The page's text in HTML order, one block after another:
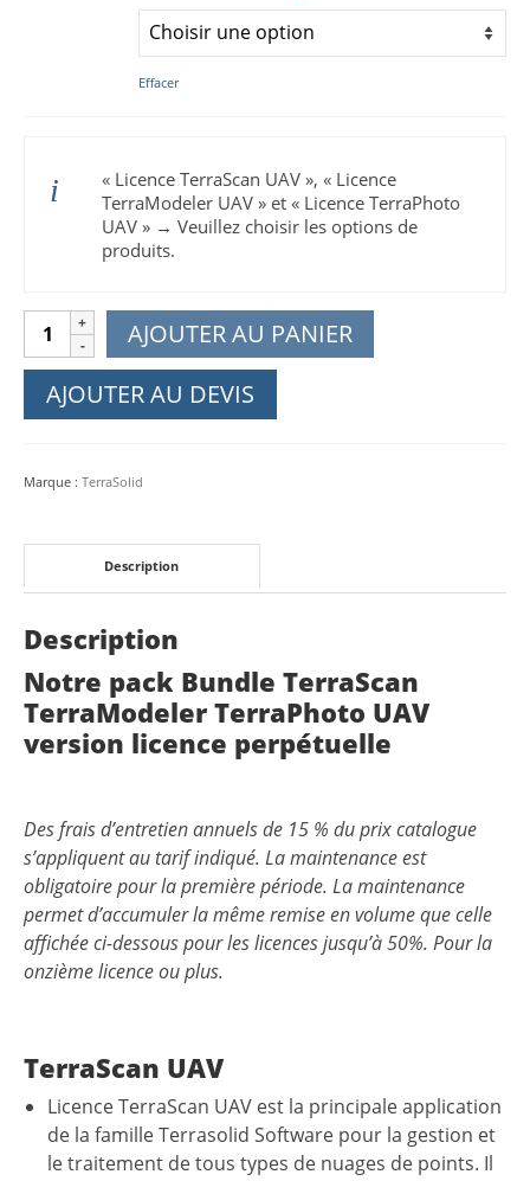
Effacer
« Licence TerraScan UAV », « Licence
TerraModeler UAV » et « Licence TerraPhoto
UAV » → Veuillez choisir les options de
produits.
quantité
de
Bundle
TerraScan
TerraModeler
+
TerraPhoto
Licence
AJOUTER AU PANIER
AJOUTER AU DEVIS
Marque : TerraSolid
Description
Description
Notre pack Bundle TerraScan
TerraModeler TerraPhoto UAV
version licence perpétuelle
Des frais d’entretien annuels de 15 % du prix catalogue
s’appliquent au tarif indiqué. La maintenance est
obligatoire pour la première période. La maintenance
permet d’accumuler la même remise en volume que celle
affichée ci-dessous pour les licences jusqu’à 50%. Pour la
onzième licence ou plus.
TerraScan UAV
Licence TerraScan UAV est la principale application
de la famille Terrasolid Software pour la gestion et
le traitement de tous types de nuages ​​de points. Il